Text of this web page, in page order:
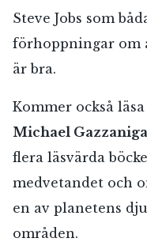
Steve Jobs som
förhoppningar om
är bra.
Kommer också läsa
Michael Gazzaniga
flera läsvärda
medvetandet och
en av planetens
områden.